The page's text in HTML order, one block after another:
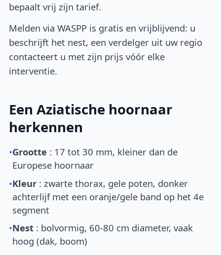
bepaalt vrij zijn tarief.
Melden via WASPP is gratis en vrijblijvend: u
beschrijft het nest, een verdelger uit uw regio
contacteert u met zijn prijs vóór elke
interventie.
Een Aziatische hoornaar
herkennen
•Grootte : 17 tot 30 mm, kleiner dan de
Europese hoornaar
•Kleur : zwarte thorax, gele poten, donker
achterlijf met een oranje/gele band op het 4e
segment
•Nest : bolvormig, 60-80 cm diameter, vaak
hoog (dak, boom)